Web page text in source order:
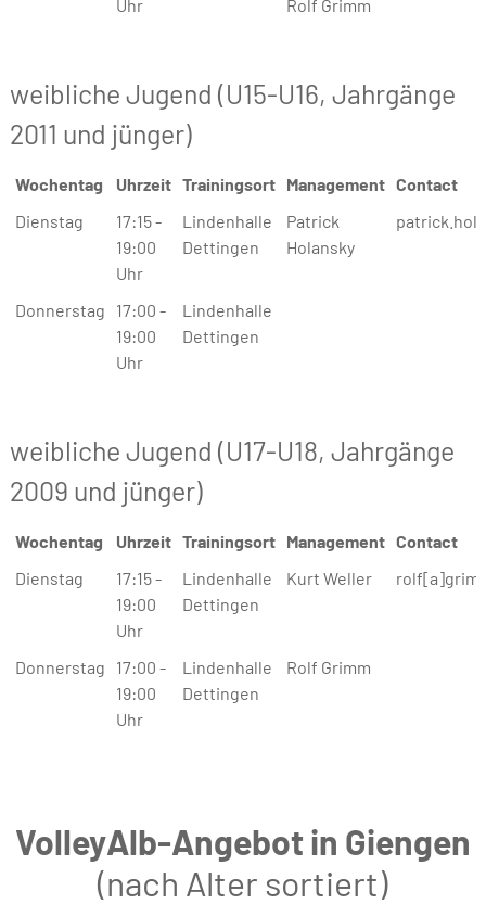
Uhr Rolf Grimm
weibliche Jugend (U15-U16, Jahrgänge
2011 und jünger)
Wochentag Uhrzeit Trainingsort Management Contact
Wochentag
Uhrzeit Trainingsort Management Contact
Dienstag
17:15 -
19:00
Uhr
Lindenhalle
Dettingen
Patrick
Holansky
Donnerstag
17:00 -
19:00
Uhr
Lindenhalle
Dettingen
weibliche Jugend (U17-U18, Jahrgänge
2009 und jünger)
Wochentag Uhrzeit Trainingsort Management Contact
Wochentag
Uhrzeit Trainingsort Management Contact
Dienstag
17:15 -
19:00
Uhr
Lindenhalle
Dettingen
Kurt Weller
Donnerstag
17:00 -
19:00
Uhr
Lindenhalle
Dettingen
Rolf Grimm
VolleyAlb-Angebot in Giengen
(nach Alter sortiert)